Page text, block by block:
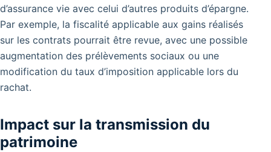
d’assurance vie avec celui d’autres produits d’épargne.
Par exemple, la fiscalité applicable aux gains réalisés
sur les contrats pourrait être revue, avec une possible
augmentation des prélèvements sociaux ou une
modification du taux d’imposition applicable lors du
rachat.
Impact sur la transmission du
patrimoine